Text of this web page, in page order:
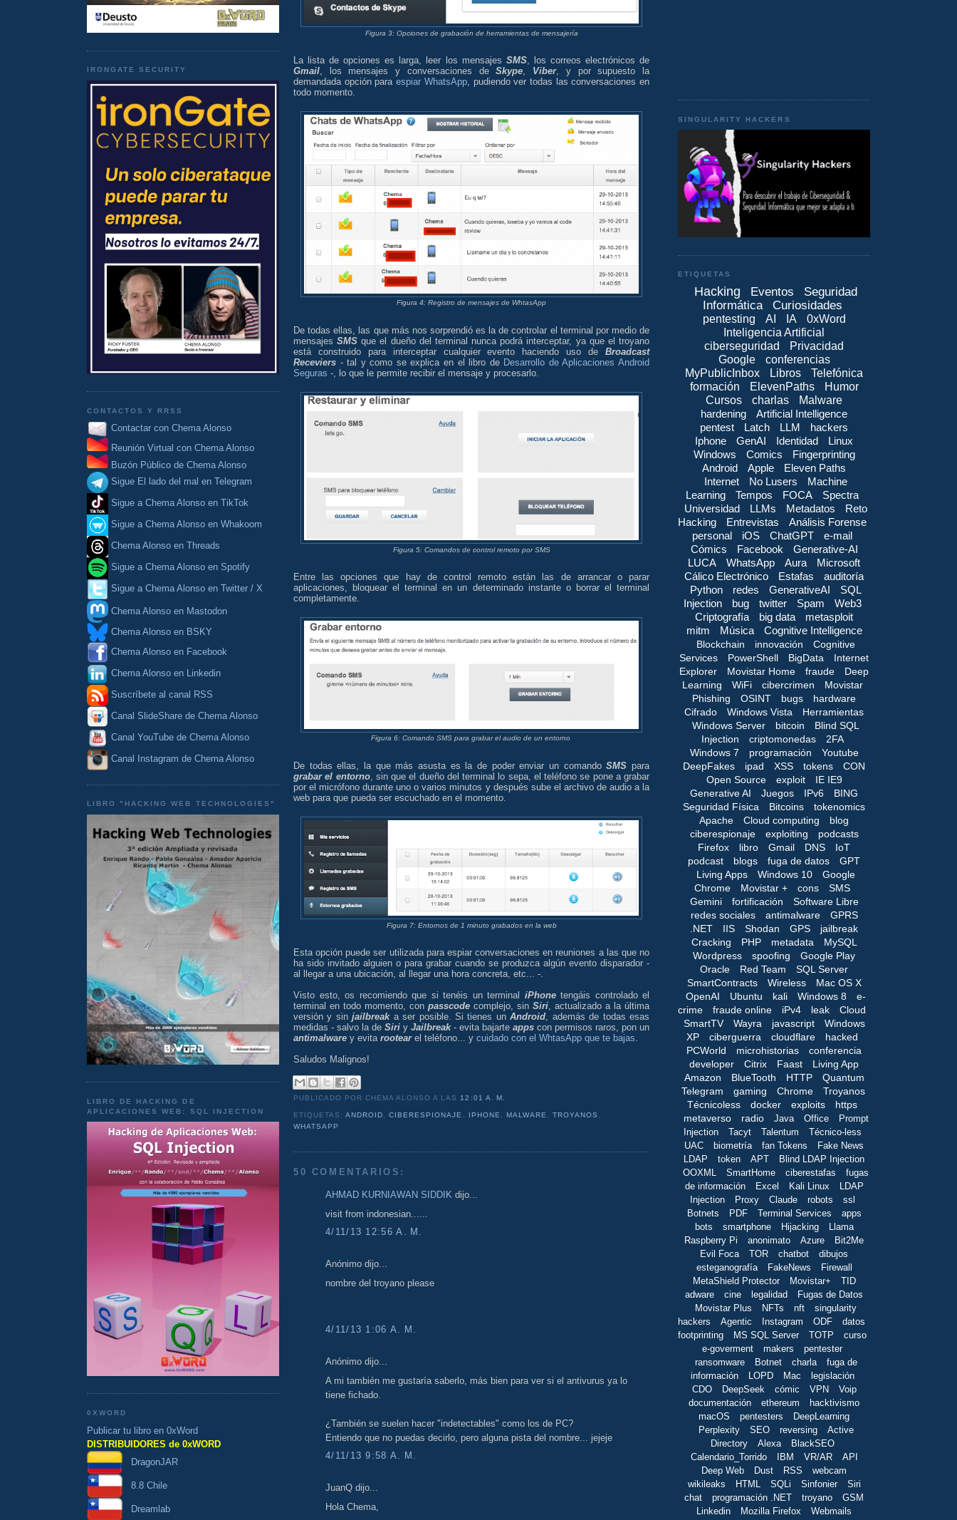
IRONGATE SECURITY
CONTACTOS Y RRSS
Contactar con Chema Alonso
Reunión Virtual con Chema Alonso
Buzón Público de Chema Alonso
Sigue El lado del mal en Telegram
Sigue a Chema Alonso en TikTok
Sigue a Chema Alonso en Whakoom
Chema Alonso en Threads
Sigue a Chema Alonso en Spotify
Sigue a Chema Alonso en Twitter / X
Chema Alonso en Mastodon
Chema Alonso en BSKY
Chema Alonso en Facebook
Chema Alonso en Linkedin
Suscríbete al canal RSS
Canal SlideShare de Chema Alonso
Canal YouTube de Chema Alonso
Canal Instagram de Chema Alonso
LIBRO "HACKING WEB TECHNOLOGIES"
LIBRO DE HACKING DE
APLICACIONES WEB: SQL INJECTION
0XWORD
Publicar tu libro en 0xWord
DISTRIBUIDORES de 0xWORD
DragonJAR
8.8 Chile
Dreamlab
Figura 3: Opciones de grabación de herramientas de mensajería
La lista de opciones es larga, leer los mensajes SMS, los correos electrónicos de
Gmail, los mensajes y conversaciones deSkype, Viber, y por supuesto la
demandada opción paraespiar WhatsApp, pudiendo ver todas las conversaciones en
todo momento.
Figura 4: Registro de mensajes de WhtasApp
De todas ellas, las que más nos sorprendió es la de controlar el terminal por medio de
mensajesSMS que el dueño del terminal nunca podrá interceptar, ya que el troyano
está construido para interceptar cualquier evento haciendo uso de Broadcast
Receviers - tal y como se explica en el libro de Desarrollo de Aplicaciones Android
Seguras -, lo que le permite recibir el mensaje y procesarlo.
Figura 5: Comandos de control remoto por SMS
Entre las opciones que hay de control remoto están las de arrancar o parar
aplicaciones, bloquear el terminal en un determinado instante o borrar el terminal
completamente.
Figura 6: Comando SMS para grabar el audio de un entorno
De todas ellas, la que más asusta es la de poder enviar un comandoSMS para
grabar el entorno, sin que el dueño del terminal lo sepa, el teléfono se pone a grabar
por el micrófono durante uno o varios minutos y después sube el archivo de audio a la
web para que pueda ser escuchado en el momento.
Figura 7: Entornos de 1 minuto grabados en la web
Esta opción puede ser utilizada para espiar conversaciones en reuniones a las que no
ha sido invitado alguien o para grabar cuando se produzca algún evento disparador -
al llegar a una ubicación, al llegar una hora concreta, etc... -.
Visto esto, os recomiendo que si tenéis un terminal iPhonetengáis controlado el
terminal en todo momento, con passcode complejo, sin Siri, actualizado a la última
versión y sinjailbreaka ser posible. Si tienes unAndroid, además de todas esas
medidas - salvo la de Siri y Jailbreak- evita bajarte apps con permisos raros, pon un
antimalware y evita rootearel teléfono... y cuidado con el WhtasApp que te bajas.
Saludos Malignos!
PUBLICADO POR CHEMA ALONSOA LAS12:01 A. M.
ETIQUETAS:ANDROID ,CIBERESPIONAJE IPHONE MALWARE TROYANOS
WHATSAPP
50 COMENTARIOS:
AHMAD KURNIAWAN SIDDIK dijo...
visit from indonesian......
4/11/13 12:56 A. M.
Anónimo dijo...
nombre del troyano please
4/11/13 1:06 A. M.
Anónimo dijo...
A mi también me gustaría saberlo, más bien para ver si el antivurus ya lo
tiene fichado.
¿También se suelen hacer "indetectables" como los de PC?
Entiendo que no puedas decirlo, pero alguna pista del nombre... jejeje
4/11/13 9:58 A. M.
JuanQ dijo...
Hola Chema,
SINGULARITY HACKERS
ETIQUETAS
Hacking Eventos
Seguridad
Informática
Curiosidades
pentesting AI IA
0xWord
Inteligencia Artificial
ciberseguridad
Privacidad
Google
conferencias
MyPublicInbox
Libros
Telefónica
formación
ElevenPaths
Humor
Cursos
charlas
Malware
hardening
Artificial Intelligence
pentest
Latch LLM
hackers
Iphone
GenAI Identidad
Linux
Windows
Comics
Fingerprinting
Android
Apple
Eleven Paths
Internet
No Lusers
Machine
Learning
Tempos FOCA
Spectra
Universidad
LLMs Metadatos
Reto
Hacking
Entrevistas
Análisis Forense
personal
iOS ChatGPT
e-mail
Cómics
Facebook
Generative-AI
LUCA
WhatsApp Aura
Microsoft
Cálico Electrónico
Estafas
auditoría
Python
redes GenerativeAI
SQL
Injection
bug twitter Spam
Web3
Criptografía
big data
metasploit
mitm
Música Cognitive Intelligence
Blockchain innovación
Cognitive
Services
PowerShell BigData
Internet
Explorer
Movistar Home fraude
Deep
Learning
WiFi cibercrimen
Movistar
Phishing
OSINT bugs
hardware
Cifrado
Windows Vista
Herramientas
Windows Server
bitcoin
Blind SQL
Injection
criptomonedas
2FA
Windows 7
programación
Youtube
DeepFakes
ipad XSS tokens
CON
Open Source
exploit
IE IE9
Generative AI
Juegos IPv6
BING
Seguridad Física
Bitcoins
tokenomics
Apache
Cloud computing
blog
ciberespionaje
exploiting
podcasts
Firefox
libro Gmail DNS
IoT
podcast
blogs fuga de datos
GPT
Living Apps
Windows 10
Google
Chrome
Movistar + cons
SMS
Gemini
fortificación
Software Libre
redes sociales
antimalware
GPRS
.NET
IIS Shodan GPS
jailbreak
Cracking
PHP metadata
MySQL
Wordpress
spoofing
Google Play
Oracle
Red Team
SQL Server
SmartContracts
Wireless
Mac OS X
OpenAI
Ubuntu kali Windows 8
e-
crime
fraude online iPv4 leak
Cloud
SmartTV
Wayra javascript
Windows
XP
ciberguerra cloudflare
hacked
PCWorld
microhistorias
conferencia
developer
Citrix Faast
Living App
Amazon
BlueTooth HTTP
Quantum
Telegram
gaming Chrome
Troyanos
Técnicoless
docker exploits
https
metaverso
radio Java Office
Prompt
Injection
Tacyt Talentum
Técnico-less
UAC
biometría fan Tokens
Fake News
LDAP
token APT
Blind LDAP Injection
OOXML
SmartHome ciberestafas
fugas
de información
Excel Kali Linux
LDAP
Injection
Proxy Claude robots
ssl
Botnets
PDF Terminal Services
apps
bots
smartphone Hijacking
Llama
Raspberry Pi
anonimato Azure
Bit2Me
Evil Foca
TOR chatbot
dibujos
esteganografía
FakeNews
Firewall
MetaShield Protector
Movistar+
TID
adware
cine legalidad
Fugas de Datos
Movistar Plus
NFTs nft
singularity
hackers
Agentic Instagram ODF
datos
footprinting
MS SQL Server TOTP
curso
e-goverment
makers
pentester
ransomware
Botnet charla
fuga de
información
LOPD Mac
legislación
CDO
DeepSeek cómic VPN
Voip
documentación
ethereum
hacktivismo
macOS
pentesters
DeepLearning
Perplexity
SEO reversing
Active
Directory
Alexa
BlackSEO
Calendario_Torrido
IBM VR/AR
API
Deep Web
Dust RSS
webcam
wikileaks
HTML SQLi Sinfonier
Siri
chat
programación .NET troyano
GSM
Linkedin
Mozilla Firefox
Webmails